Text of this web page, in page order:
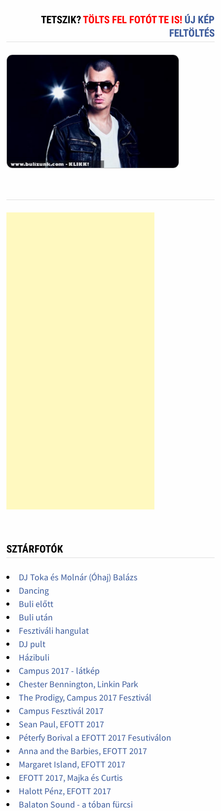
TETSZIK?TÖLTS FEL FOTÓT TE IS! ÚJ KÉP
FELTÖLTÉS
SZTÁRFOTÓK
DJ Toka és Molnár (Óhaj) Balázs
Dancing
Buli előtt
Buli után
Fesztiváli hangulat
DJ pult
Házibuli
Campus 2017 - látkép
Chester Bennington, Linkin Park
The Prodigy, Campus 2017 Fesztivál
Campus Fesztivál 2017
Sean Paul, EFOTT 2017
Péterfy Borival a EFOTT 2017 Fesutiválon
Anna and the Barbies, EFOTT 2017
Margaret Island, EFOTT 2017
EFOTT 2017, Majka és Curtis
Halott Pénz, EFOTT 2017
Balaton Sound - a tóban fürcsi